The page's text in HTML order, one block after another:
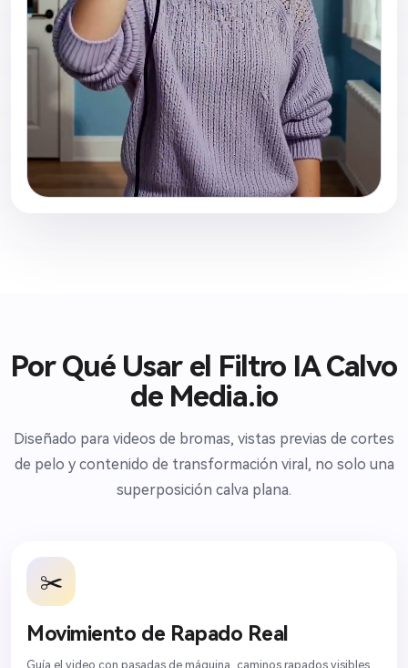
sincronizados con el ritmo. Mantén el movimiento
fluido y altamente realista. La escena final revela
una cabeza calva completamente rapada con una
expresión segura e iluminación cinemática limpia.
Ultra realista, estética cinemática de redes sociales,
detalles realistas del cuero cabelludo, asistencia
suave de transformación IA, textura de piel natural,
video vertical 9:16, alto detalle, física realista,
transformación emocionalmente satisfactoria.
Por Qué Usar el Filtro IA Calvo
de Media.io
Diseñado para videos de bromas, vistas previas de cortes
de pelo y contenido de transformación viral, no solo una
superposición calva plana.
✂️
Movimiento de Rapado Real
Guía el video con pasadas de máquina, caminos rapados visibles,